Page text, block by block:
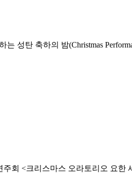
성탄 축하의 밤(Christmas
회 <크리스마스 오라토리오 요한